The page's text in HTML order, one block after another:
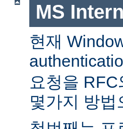
MS
현재
요청을
몇가지 방법